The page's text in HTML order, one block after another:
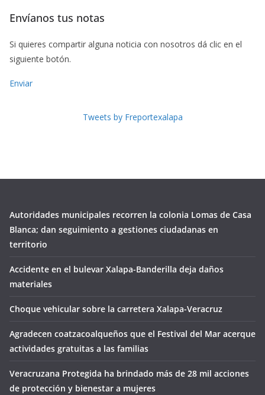
Envíanos tus notas
Si quieres compartir alguna noticia con nosotros dá clic en el
siguiente botón.
Enviar
Tweets by Freportexalapa
Autoridades municipales recorren la colonia Lomas de Casa
Blanca; dan seguimiento a gestiones ciudadanas en
territorio
Accidente en el bulevar Xalapa-Banderilla deja daños
materiales
Choque vehicular sobre la carretera Xalapa-Veracruz
Agradecen coatzacoalqueños que el Festival del Mar acerque
actividades gratuitas a las familias
Veracruzana Protegida ha brindado más de 28 mil acciones
de protección y bienestar a mujeres